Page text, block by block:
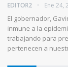
EDITOR2 Ene 24,
El gobernador,
inmune a la
trabajando para
pertenecen a